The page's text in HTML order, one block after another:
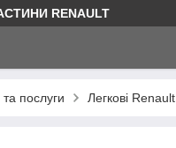
RENAULT
послуги Легкові Renault